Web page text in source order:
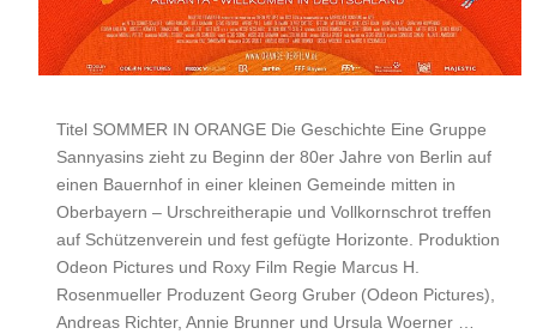
Titel SOMMER IN ORANGE Die Geschichte Eine Gruppe
Sannyasins zieht zu Beginn der 80er Jahre von Berlin auf
einen Bauernhof in einer kleinen Gemeinde mitten in
Oberbayern – Urschreitherapie und Vollkornschrot treffen
auf Schützenverein und fest gefügte Horizonte. Produktion
Odeon Pictures und Roxy Film Regie Marcus H.
Rosenmueller Produzent Georg Gruber (Odeon Pictures),
Andreas Richter, Annie Brunner und Ursula Woerner …